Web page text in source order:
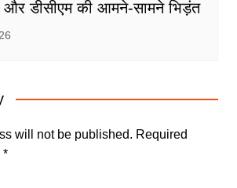
और डीसीएम की आमने-सामने भिड़ंत
will not be published. Required
*